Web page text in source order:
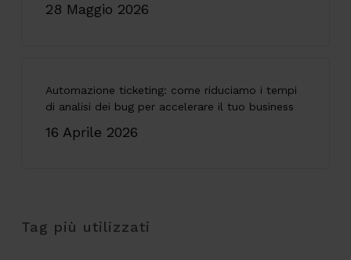
28 Maggio 2026
Automazione ticketing: come riduciamo i tempi
di analisi dei bug per accelerare il tuo business
16 Aprile 2026
Tag più utilizzati